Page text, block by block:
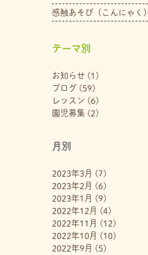
感触あそび（こんにゃく）
テーマ別
お知らせ(1)
ブログ(59)
レッスン (6)
園児募集 (2)
月別
2023年3月 (7)
2023年2月 (6)
2023年1月 (9)
2022年12月 (4)
2022年11月 (12)
2022年10月 (10)
2022年9月 (5)